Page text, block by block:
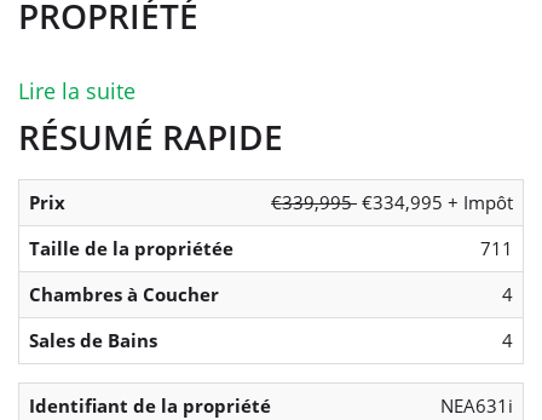
PROPRIÉTÉ
Lire la suite
RÉSUMÉ RAPIDE
Prix €339,995 €334,995 + Impôt
Taille de la propriétée
711
Chambres à Coucher
4
Sales de Bains
4
Identifiant de la propriété
NEA631i